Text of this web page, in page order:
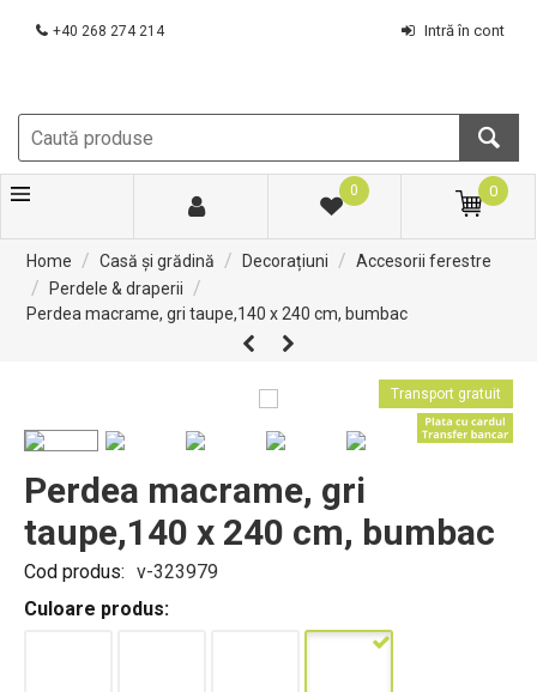
+40 268 274 214 Intră în cont
0 0
Home / Casă și grădină / Decorațiuni / Accesorii ferestre
/ Perdele & draperii /
Perdea macrame, gri taupe,140 x 240 cm, bumbac
Transport gratuit
Perdea macrame, gri
taupe,140 x 240 cm, bumbac
Cod produs: v-323979
Culoare produs: